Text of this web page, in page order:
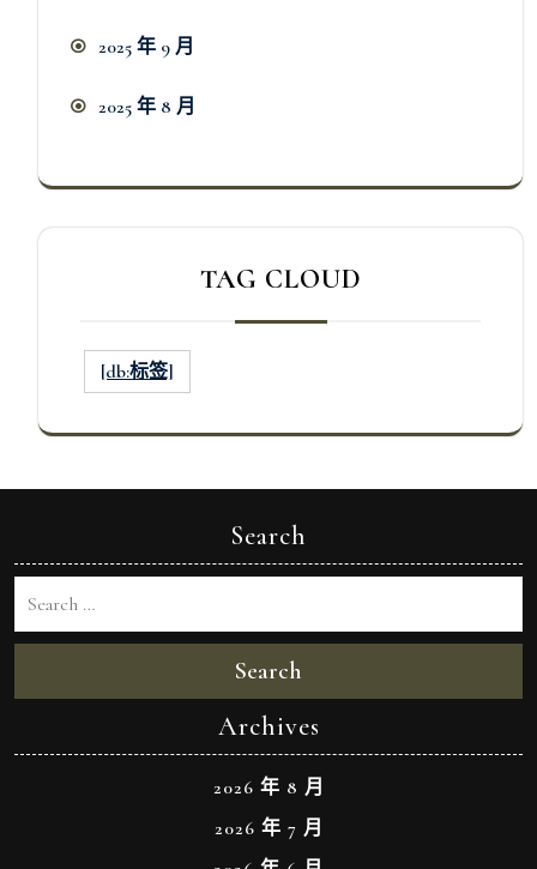
2025 年 9 月
2025 年 8 月
TAG CLOUD
[db:标签]
Search
Search
Archives
2026 年 8 月
2026 年 7 月